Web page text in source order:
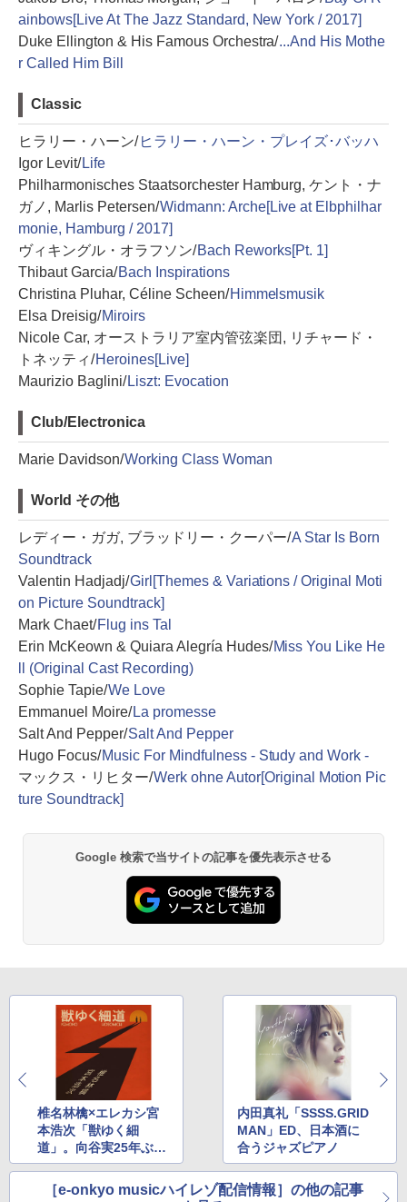
ainbows[Live At The Jazz Standard, New York / 2017]
Duke Ellington & His Famous Orchestra/...And His Mothe
r Called Him Bill
Classic
ヒラリー・ハーン/ヒラリー・ハーン・プレイズ･バッハ
Igor Levit/Life
Philharmonisches Staatsorchester Hamburg, ケント・ナ
ガノ, Marlis Petersen/Widmann: Arche[Live at Elbphilhar
monie, Hamburg / 2017]
ヴィキングル・オラフソン/Bach Reworks[Pt. 1]
Thibaut Garcia/Bach Inspirations
Christina Pluhar, Céline Scheen/Himmelsmusik
Elsa Dreisig/Miroirs
Nicole Car, オーストラリア室内管弦楽団, リチャード・
トネッティ/Heroines[Live]
Maurizio Baglini/Liszt: Evocation
Club/Electronica
Marie Davidson/Working Class Woman
World その他
レディー・ガガ, ブラッドリー・クーパー/A Star Is Born
Soundtrack
Valentin Hadjadj/Girl[Themes & Variations / Original Moti
on Picture Soundtrack]
Mark Chaet/Flug ins Tal
Erin McKeown & Quiara Alegría Hudes/Miss You Like He
ll (Original Cast Recording)
Sophie Tapie/We Love
Emmanuel Moire/La promesse
Salt And Pepper/Salt And Pepper
Hugo Focus/Music For Mindfulness - Study and Work -
マックス・リヒター/Werk ohne Autor[Original Motion Pic
ture Soundtrack]
Google 検索で当サイトの記事を優先表示させる
椎名林檎×エレカシ宮
本浩次「獣ゆく細
道」。向谷実25年ぶり
ソロアルバム
内田真礼「SSSS.GRID
MAN」ED、日本酒に
合うジャズピアノ
［e-onkyo musicハイレゾ配信情報］の他の記事